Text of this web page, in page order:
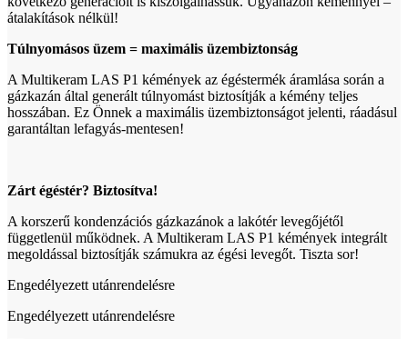
átalakítások nélkül!
Túlnyomásos üzem = maximális üzembiztonság
A Multikeram LAS P1 kémények az égéstermék áramlása során a
gázkazán által generált túlnyomást biztosítják a kémény teljes
hosszában. Ez Önnek a maximális üzembiztonságot jelenti, ráadásul
garantáltan lefagyás-mentesen!
Zárt égéstér? Biztosítva!
A korszerű kondenzációs gázkazánok a lakótér levegőjétől
függetlenül működnek. A Multikeram LAS P1 kémények integrált
megoldással biztosítják számukra az égési levegőt. Tiszta sor!
Engedélyezett utánrendelésre
Engedélyezett utánrendelésre